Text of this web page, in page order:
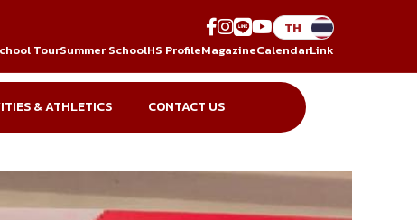
TourSummer SchoolHS ProfileMagazineCalendarLink
& ATHLETICS CONTACT US